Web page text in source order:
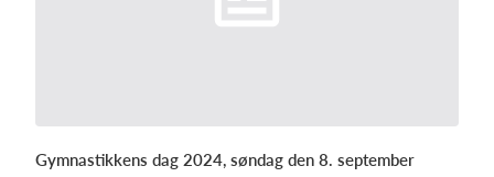
Gymnastikkens dag 2024, søndag den 8. september